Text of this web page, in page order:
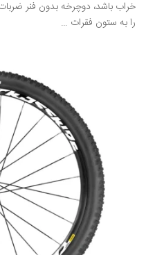
خراب باشد، دوچرخه بدون فنر
را به ستون فقرات …